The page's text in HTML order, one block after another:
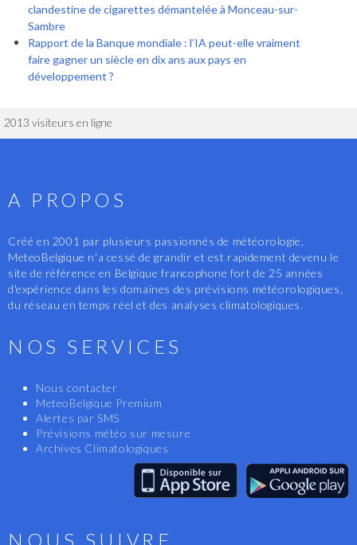
clandestine de cigarettes démantelée à Monceau-sur-
Sambre
Rapport de la Banque mondiale : l’IA peut-elle vraiment
faire gagner un siècle en dix ans aux pays en
développement ?
2013 visiteurs en ligne
A PROPOS
Créé en 2001 par plusieurs passionnés de météorologie,
MeteoBelgique n'a cessé de grandir et est rapidement devenu le
site de référence en Belgique francophone fort de 25 années
d'expérience dans les domaines des prévisions météorologiques,
du réseau en temps réel et des analyses climatologiques.
NOS SERVICES
Nous contacter
MeteoBelgique Premium
Alertes par SMS
Prévisions météo sur mesure
Archives Climatologiques
NOUS SUIVRE